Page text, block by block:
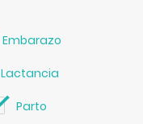
Embarazo
Lactancia
Parto